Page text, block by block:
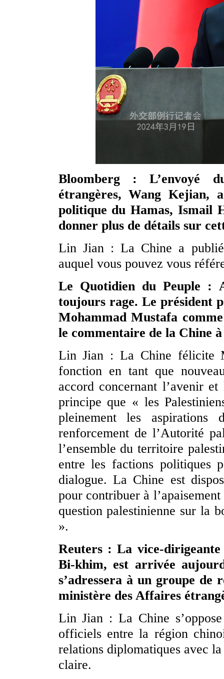
Bloomberg : L’envoyé
étrangères, Wang Kejian,
politique du Hamas, Ismail
donner plus de détails sur
Lin Jian : La Chine a
auquel vous pouvez vous
Le Quotidien du Peuple :
toujours rage. Le président
Mohammad Mustafa
le commentaire de la Chine
Lin Jian : La Chine félicite
fonction en tant que
accord concernant l’avenir
principe que « les
pleinement les aspirations
renforcement de l’Autorité
l’ensemble du territoire
entre les factions politiques
dialogue. La Chine est
pour contribuer à
question palestinienne sur la
».
Reuters : La vice-
Bi-khim, est arrivée
s’adressera à un groupe
ministère des Affaires
Lin Jian : La Chine
officiels entre la région
relations diplomatiques avec
claire.